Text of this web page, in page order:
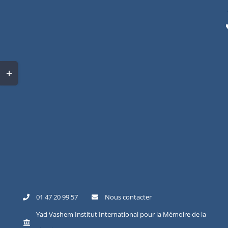
01 47 20 99 57
Nous contacter
Yad Vashem Institut International pour la Mémoire de la
Toggle
Sliding